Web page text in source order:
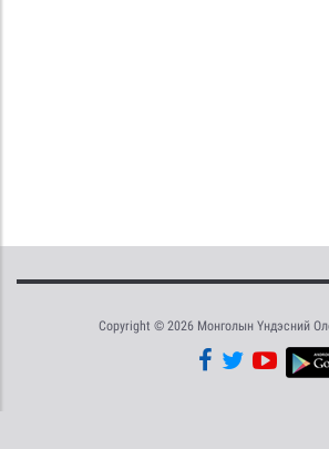
Copyright © 2026 Монголын Үндэсний